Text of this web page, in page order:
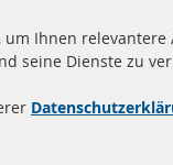
Alle
Ihnen relevantere
seine Dienste zu